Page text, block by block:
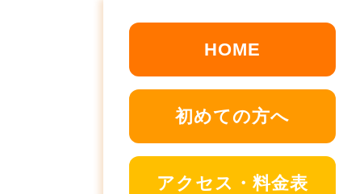
HOME
初めての方へ
アクセス・料金表